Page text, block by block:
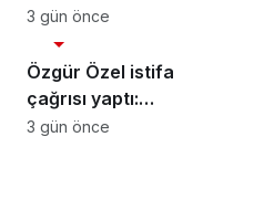
Bakırhan: “Meclis
kapanmadan çerçeve
yasa çıkarılmalıdır”
3 gün önce
Özgür Özel istifa
çağrısı yaptı:
Darbecilerden
Siyaset
3 gün önce